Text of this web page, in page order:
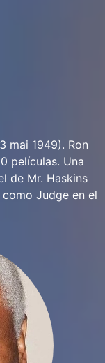
mai 1949). Ron
películas. Una
de Mr. Haskins
Judge en el